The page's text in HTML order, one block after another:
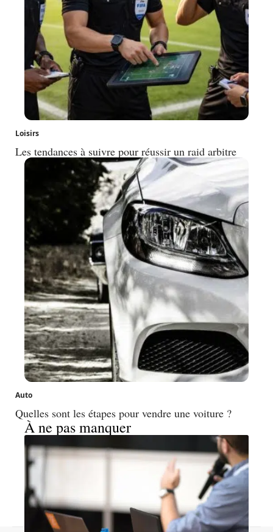
Loisirs
Les tendances à suivre pour réussir un raid arbitre
Auto
Quelles sont les étapes pour vendre une voiture ?
À ne pas manquer